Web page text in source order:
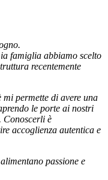
famiglia abbiamo scelto
recentemente
mi permette di avere una
le porte ai nostri
Conoscerli è
accoglienza autentica e
passione e